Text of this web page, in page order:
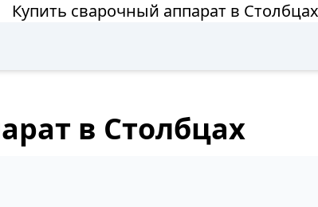
Купить сварочный аппарат в Столбцах
в Столбцах